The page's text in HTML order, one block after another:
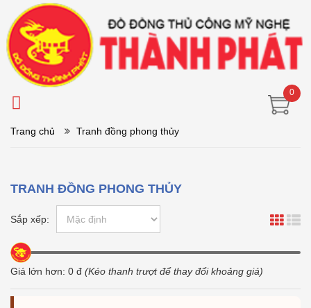
0
Trang chủ Tranh đồng phong thủy
TRANH ĐỒNG PHONG THỦY
Sắp xếp:
Giá lớn hơn: 0 đ (Kéo thanh trượt để thay đổi khoảng giá)